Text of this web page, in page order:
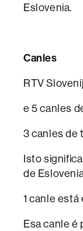
Eslovenia.
Canles
RTV
e 5 canles
3 canles de
Isto
de
1 canle está
Esa canle é